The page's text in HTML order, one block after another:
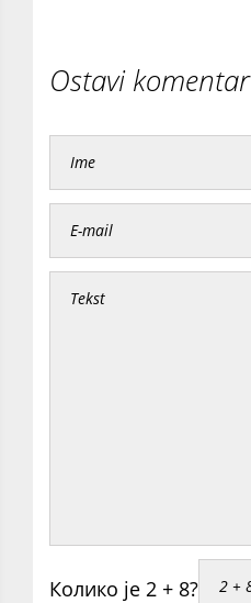
Ostavi komentar
Колико је 2 + 8?